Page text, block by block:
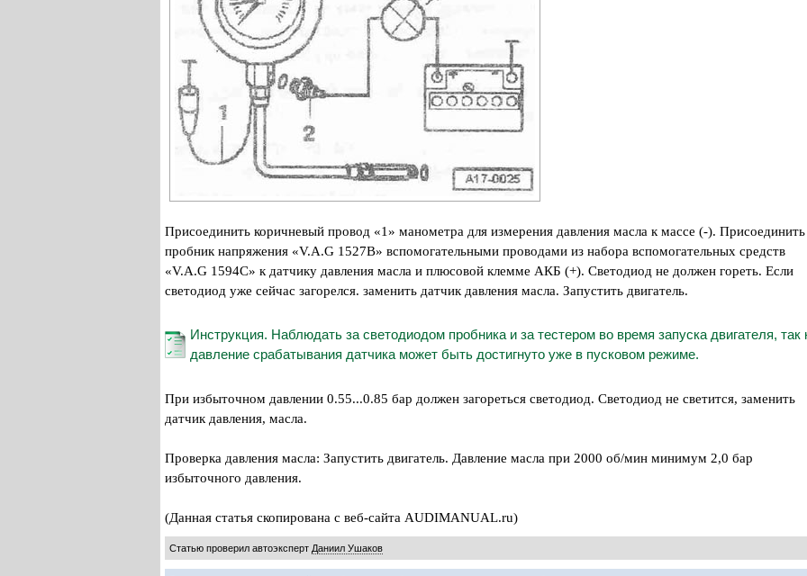
Присоединить коричневый провод «1» манометра для измерения давления масла к массе (-). Присоединить
пробник напряжения «V.A.G 1527В» вспомогательными проводами из набора вспомогательных средств
«V.A.G 1594С» к датчику давления масла и плюсовой клемме АКБ (+). Светодиод не должен гореть. Если
светодиод уже сейчас загорелся. заменить датчик давления масла. Запустить двигатель.
Инструкция. Наблюдать за светодиодом пробника и за тестером во время запуска двигателя, так
давление срабатывания датчика может быть достигнуто уже в пусковом режиме.
При избыточном давлении 0.55...0.85 бар должен загореться светодиод. Светодиод не светится, заменить
датчик давления, масла.
Проверка давления масла: Запустить двигатель. Давление масла при 2000 об/мин минимум 2,0 бар
избыточного давления.
(Данная статья скопирована с веб-сайта AUDIMANUAL.ru)
Статью проверил автоэксперт Даниил Ушаков